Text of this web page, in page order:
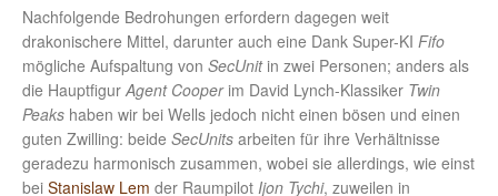
Nachfolgende Bedrohungen erfordern dagegen weit
drakonischere Mittel, darunter auch eine Dank Super-KI Fifo
mögliche Aufspaltung von SecUnitin zwei Personen; anders als
die HauptfigurAgent Cooperim David Lynch-Klassiker Twin
Peaks haben wir bei Wells jedoch nicht einen bösen und einen
guten Zwilling: beide SecUnits arbeiten für ihre Verhältnisse
geradezu harmonisch zusammen, wobei sie allerdings, wie einst
bei Stanislaw Lem der Raumpilot Ijon Tychi, zuweilen in